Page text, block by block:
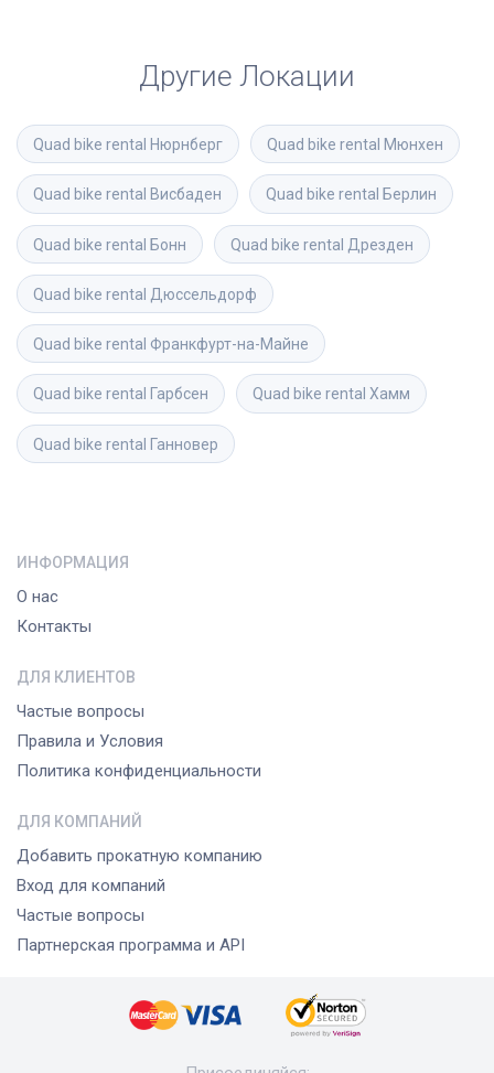
Другие Локации
Quad bike rental Нюрнберг Quad bike rental Мюнхен
Quad bike rental Висбаден Quad bike rental Берлин
Quad bike rental Бонн Quad bike rental Дрезден
Quad bike rental Дюссельдорф
Quad bike rental Франкфурт-на-Майне
Quad bike rental Гарбсен Quad bike rental Хамм
Quad bike rental Ганновер
ИНФОРМАЦИЯ
О нас
Контакты
ДЛЯ КЛИЕНТОВ
Частые вопросы
Правила и Условия
Политика конфиденциальности
ДЛЯ КОМПАНИЙ
Добавить прокатную компанию
Вход для компаний
Частые вопросы
Партнерская программа и API